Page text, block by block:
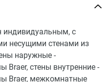
индивидуальным, с
несущими стенами из
наружные -
Braer, стены внутренние -
Braer, межкомнатные